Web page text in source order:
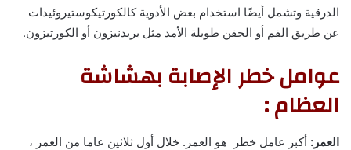
الدرقية وتشمل أيضًا استخدام بعض الأدوية كالكورتيكوستيروئيدات
عن طريق الفم أو الحقن طويلة الأمد مثل بريدنيزون أو الكورتيزون.
عوامل خطر الإصابة بهشاشة
العظام :
العمر: أكبر عامل خطر هو العمر. خلال أول ثلاثين عاما من العمر ،